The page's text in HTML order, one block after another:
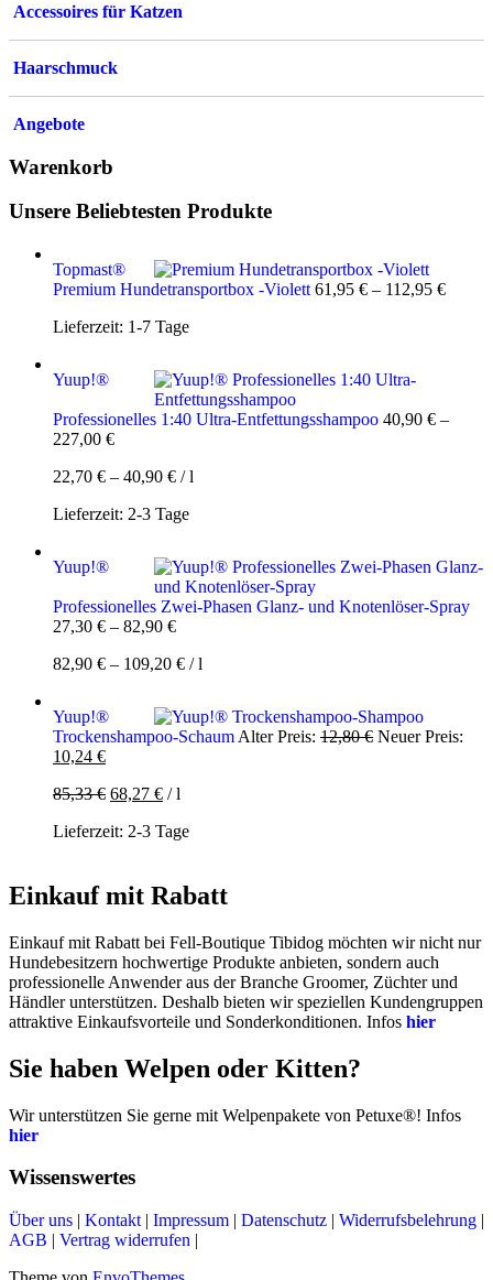
Accessoires für Katzen
Haarschmuck
Angebote
Warenkorb
Unsere Beliebtesten Produkte
Topmast®
Premium Hundetransportbox -Violett 61,95 € – 112,95 €
Lieferzeit: 1-7 Tage
Yuup!®
Professionelles 1:40 Ultra-Entfettungsshampoo 40,90 € –
227,00 €
22,70 € – 40,90 € /l
Lieferzeit: 2-3 Tage
Yuup!®
Professionelles Zwei-Phasen Glanz- und Knotenlöser-Spray
27,30 € – 82,90 €
82,90 € – 109,20 € /l
Yuup!®
Trockenshampoo-Schaum Alter Preis: 12,80€ Ursprünglicher
Neuer Preis:
10,24 €Aktueller
ist:
85,33€ 68,27 € /l
Lieferzeit: 2-3 Tage
Einkauf mit Rabatt
Einkauf mit Rabatt bei Fell-Boutique Tibidog möchten wir nicht nur
Hundebesitzern hochwertige Produkte anbieten, sondern auch
professionelle Anwender aus der Branche Groomer, Züchter und
Händler unterstützen. Deshalb bieten wir speziellen Kundengruppen
attraktive Einkaufsvorteile und Sonderkonditionen. Infos hier
Sie haben Welpen oder Kitten?
Wir unterstützen Sie gerne mit Welpenpakete von Petuxe®! Infos
hier
Wissenswertes
Über uns | Kontakt | Impressum | Datenschutz | Widerrufsbelehrung |
AGB | Vertrag widerrufen |